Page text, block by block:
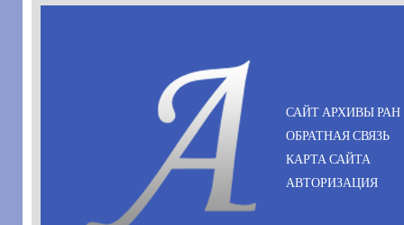
САЙТ АРХИВЫ РАН
ОБРАТНАЯ СВЯЗЬ
КАРТА САЙТА
АВТОРИЗАЦИЯ